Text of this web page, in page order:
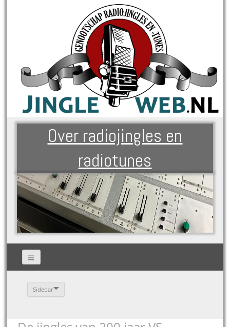
Over radiojingles en
radiotunes
Sidebar